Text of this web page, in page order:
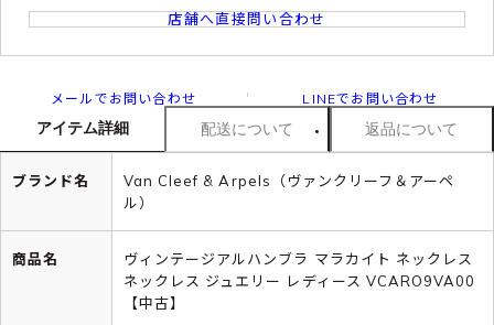
店舗へ直接問い合わせ
メールでお問い合わせ LINEでお問い合わせ
アイテム詳細 配送について 返品について
ブランド名
Van Cleef & Arpels（ヴァンクリーフ＆アーペ
ル）
商品名
ヴィンテージアルハンブラ マラカイト ネックレス
ネックレス ジュエリー レディース VCARO9VA00
【中古】